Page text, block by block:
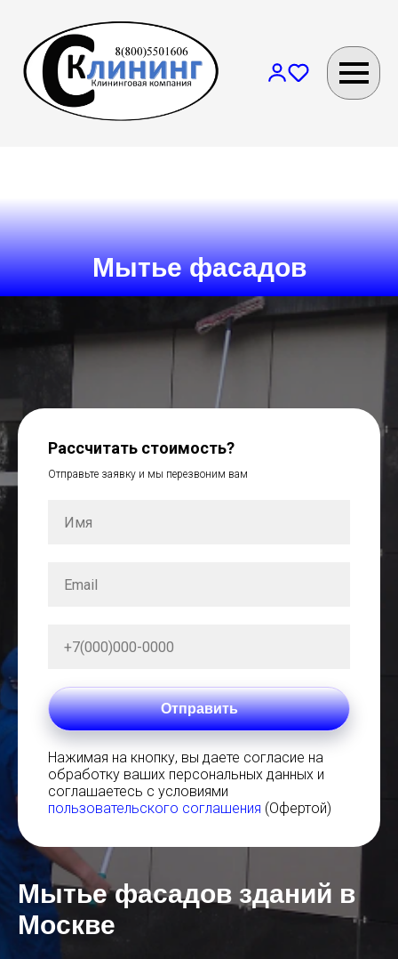
Мытье фасадов
Рассчитать стоимость?
Отправьте заявку и мы перезвоним вам
Отправить
Нажимая на кнопку, вы даете согласие на
обработку ваших персональных данных и
соглашаетесь с условиями
пользовательского соглашения (Офертой)
Мытье фасадов зданий в
Москве